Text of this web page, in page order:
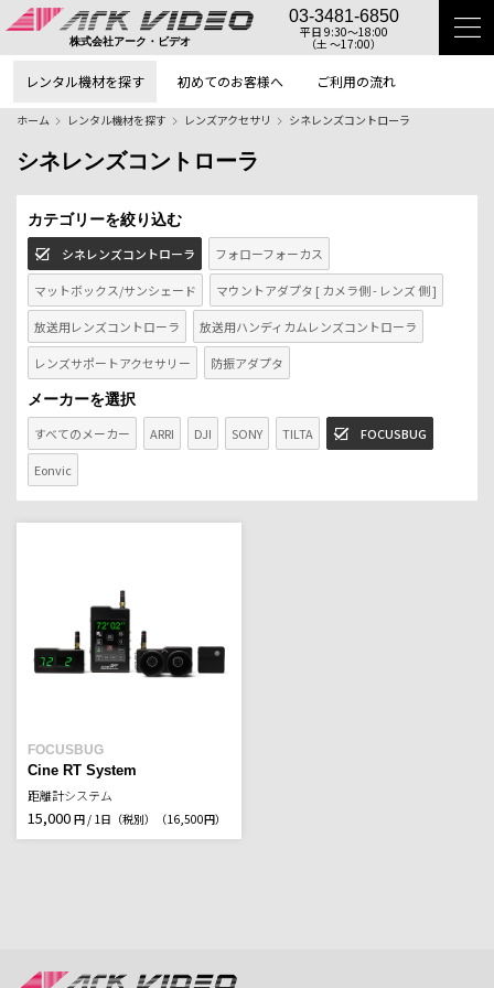
株式会社アーク・ビデオ
03-3481-6850
平日 9:30〜18:00
（土 〜17:00）
レンタル機材を探す 初めてのお客様へ ご利用の流れ
ホーム レンタル機材を探す レンズアクセサリ シネレンズコントローラ
シネレンズコントローラ
カテゴリーを絞り込む
シネレンズコントローラ
フォローフォーカス
マットボックス/サンシェード マウントアダプタ [ カメラ側 - レンズ 側 ]
放送用レンズコントローラ 放送用ハンディカムレンズコントローラ
レンズサポートアクセサリー 防振アダプタ
メーカーを選択
すべてのメーカー
ARRI DJI SONY TILTA FOCUSBUG
Eonvic
FOCUSBUG
Cine RT System
距離計システム
15,000 円 / 1日（税別） （16,500円）